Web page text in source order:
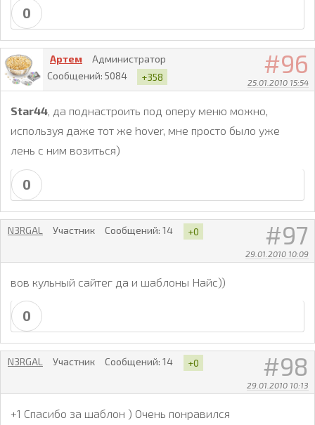
0
96
25.01.2010 15:54
Артем
Администратор
Сообщений: 5084 +358
Star44 , да поднастроить под оперу меню можно,
используя даже тот же hover, мне просто было уже
лень с ним возиться)
0
97
29.01.2010 10:09
N3RGAL Участник Сообщений: 14 +0
вов кульный сайтег да и шаблоны Найс))
0
98
29.01.2010 10:13
N3RGAL Участник Сообщений: 14 +0
+1 Спасибо за шаблон ) Очень понравился